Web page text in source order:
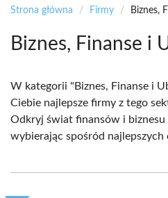
Strona główna / Firmy / Biznes,
Biznes, Finanse i
W kategorii "Biznes, Finanse i
Ciebie najlepsze firmy z tego
Odkryj świat finansów i
wybierając spośród najlepszych